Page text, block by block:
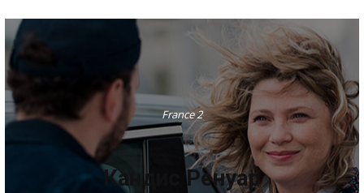
France 2
Кандис Ренуар